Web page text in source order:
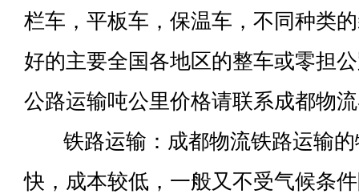
栏车，平板车，保温车，不同种类
好的主要全国各地区的整车或零担
公路运输吨公里价格请联系成都物
铁路运输：成都物流铁路运输的
快，成本较低，一般又不受气候条